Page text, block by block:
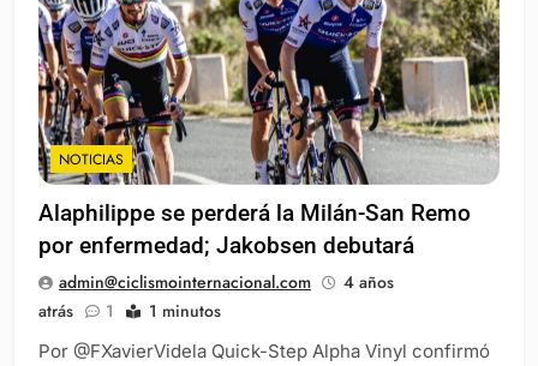
NOTICIAS
Alaphilippe se perderá la Milán-San Remo
por enfermedad; Jakobsen debutará
admin@ciclismointernacional.com
4 años
atrás
1 1 minutos
Por @FXavierVidela Quick-Step Alpha Vinyl confirmó